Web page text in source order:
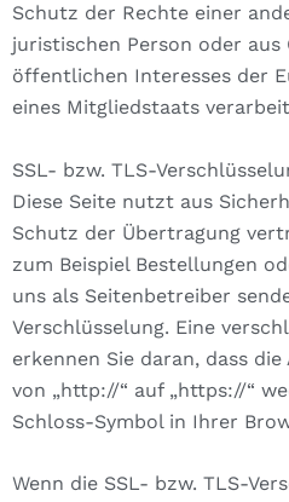
Schutz der Rechte einer
juristischen Person oder
öffentlichen Interesses der
eines Mitgliedstaats
SSL- bzw. TLS-
Diese Seite nutzt aus
Schutz der Übertragung
zum Beispiel Bestellungen
uns als Seitenbetreiber
Verschlüsselung. Eine
erkennen Sie daran, dass
von „http://“ auf „https://“
Schloss-Symbol in Ihrer
Wenn die SSL- bzw. TLS-